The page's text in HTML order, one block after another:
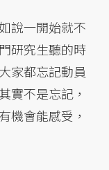
說一開始就不
研究生聽的時
家都忘記動員
實不是忘記，
機會能感受，